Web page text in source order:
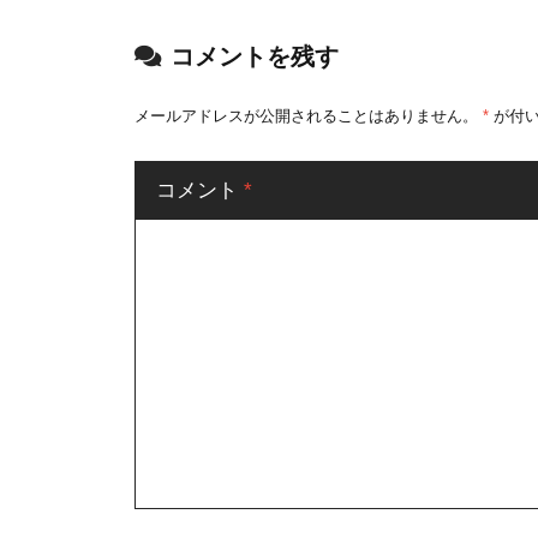
コメントを残す
メールアドレスが公開されることはありません。 * が付
コメント *